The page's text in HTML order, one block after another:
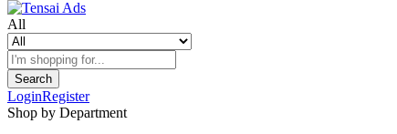
All
Search
LoginRegister
Shop by Department